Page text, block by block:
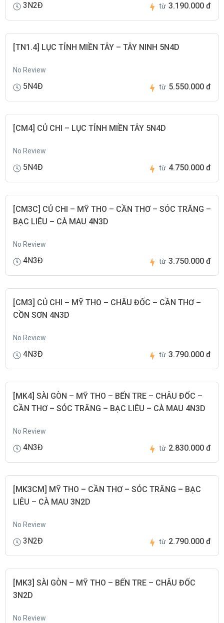
3N2Đ từ 3.190.000 đ
[TN1.4] LỤC TỈNH MIỀN TÂY – TÂY NINH 5N4D
No Review
5N4Đ từ 5.550.000 đ
[CM4] CỦ CHI – LỤC TỈNH MIỀN TÂY 5N4D
No Review
5N4Đ từ 4.750.000 đ
[CM3C] CỦ CHI – MỸ THO – CẦN THƠ – SÓC TRĂNG –
BẠC LIÊU – CÀ MAU 4N3D
No Review
4N3Đ từ 3.750.000 đ
[CM3] CỦ CHI – MỸ THO – CHÂU ĐỐC – CẦN THƠ –
CỒN SƠN 4N3D
No Review
4N3Đ từ 3.790.000 đ
[MK4] SÀI GÒN – MỸ THO – BẾN TRE – CHÂU ĐỐC –
CẦN THƠ – SÓC TRĂNG – BẠC LIÊU – CÀ MAU 4N3D
No Review
4N3Đ từ 2.830.000 đ
[MK3CM] MỸ THO – CẦN THƠ – SÓC TRĂNG – BẠC
LIÊU – CÀ MAU 3N2D
No Review
3N2Đ từ 2.790.000 đ
[MK3] SÀI GÒN – MỸ THO – BẾN TRE – CHÂU ĐỐC
3N2D
No Review